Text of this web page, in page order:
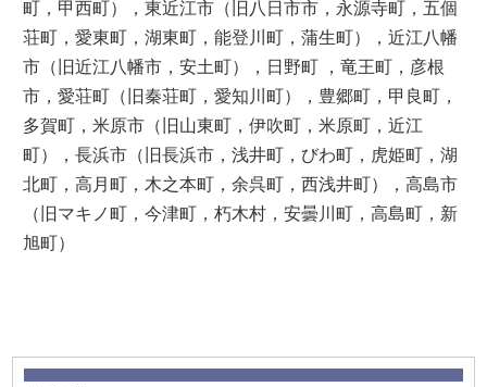
町，甲西町），東近江市（旧八日市市，永源寺町，五個
荘町，愛東町，湖東町，能登川町，蒲生町），近江八幡
市（旧近江八幡市，安土町），日野町 ，竜王町，彦根
市，愛荘町（旧秦荘町，愛知川町），豊郷町，甲良町，
多賀町，米原市（旧山東町，伊吹町，米原町，近江
町），長浜市（旧長浜市，浅井町，びわ町，虎姫町，湖
北町，高月町，木之本町，余呉町，西浅井町），高島市
（旧マキノ町，今津町，朽木村，安曇川町，高島町，新
旭町）